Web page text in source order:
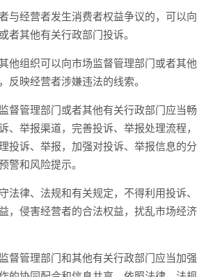
经营者发生消费者权益争议的，可以向
者其他有关行政部门投诉。
他组织可以向市场监督管理部门或者其他
反映经营者涉嫌违法的线索。
管理部门或者其他有关行政部门应当畅
、举报渠道，完善投诉、举报处理流程，
投诉、举报，加强对投诉、举报信息的分
警和风险提示。
法律、法规和有关规定，不得利用投诉、
，侵害经营者的合法权益，扰乱市场经济
管理部门和其他有关行政部门应当加强